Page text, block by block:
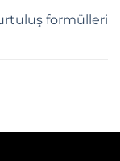
formülleri